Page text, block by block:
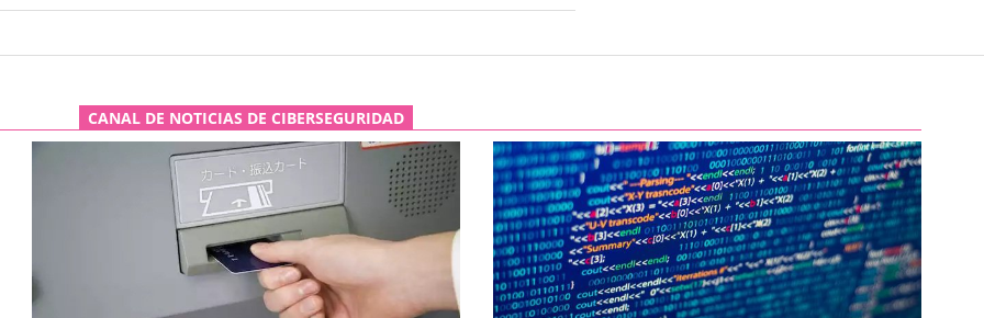
CANAL DE NOTICIAS DE CIBERSEGURIDAD